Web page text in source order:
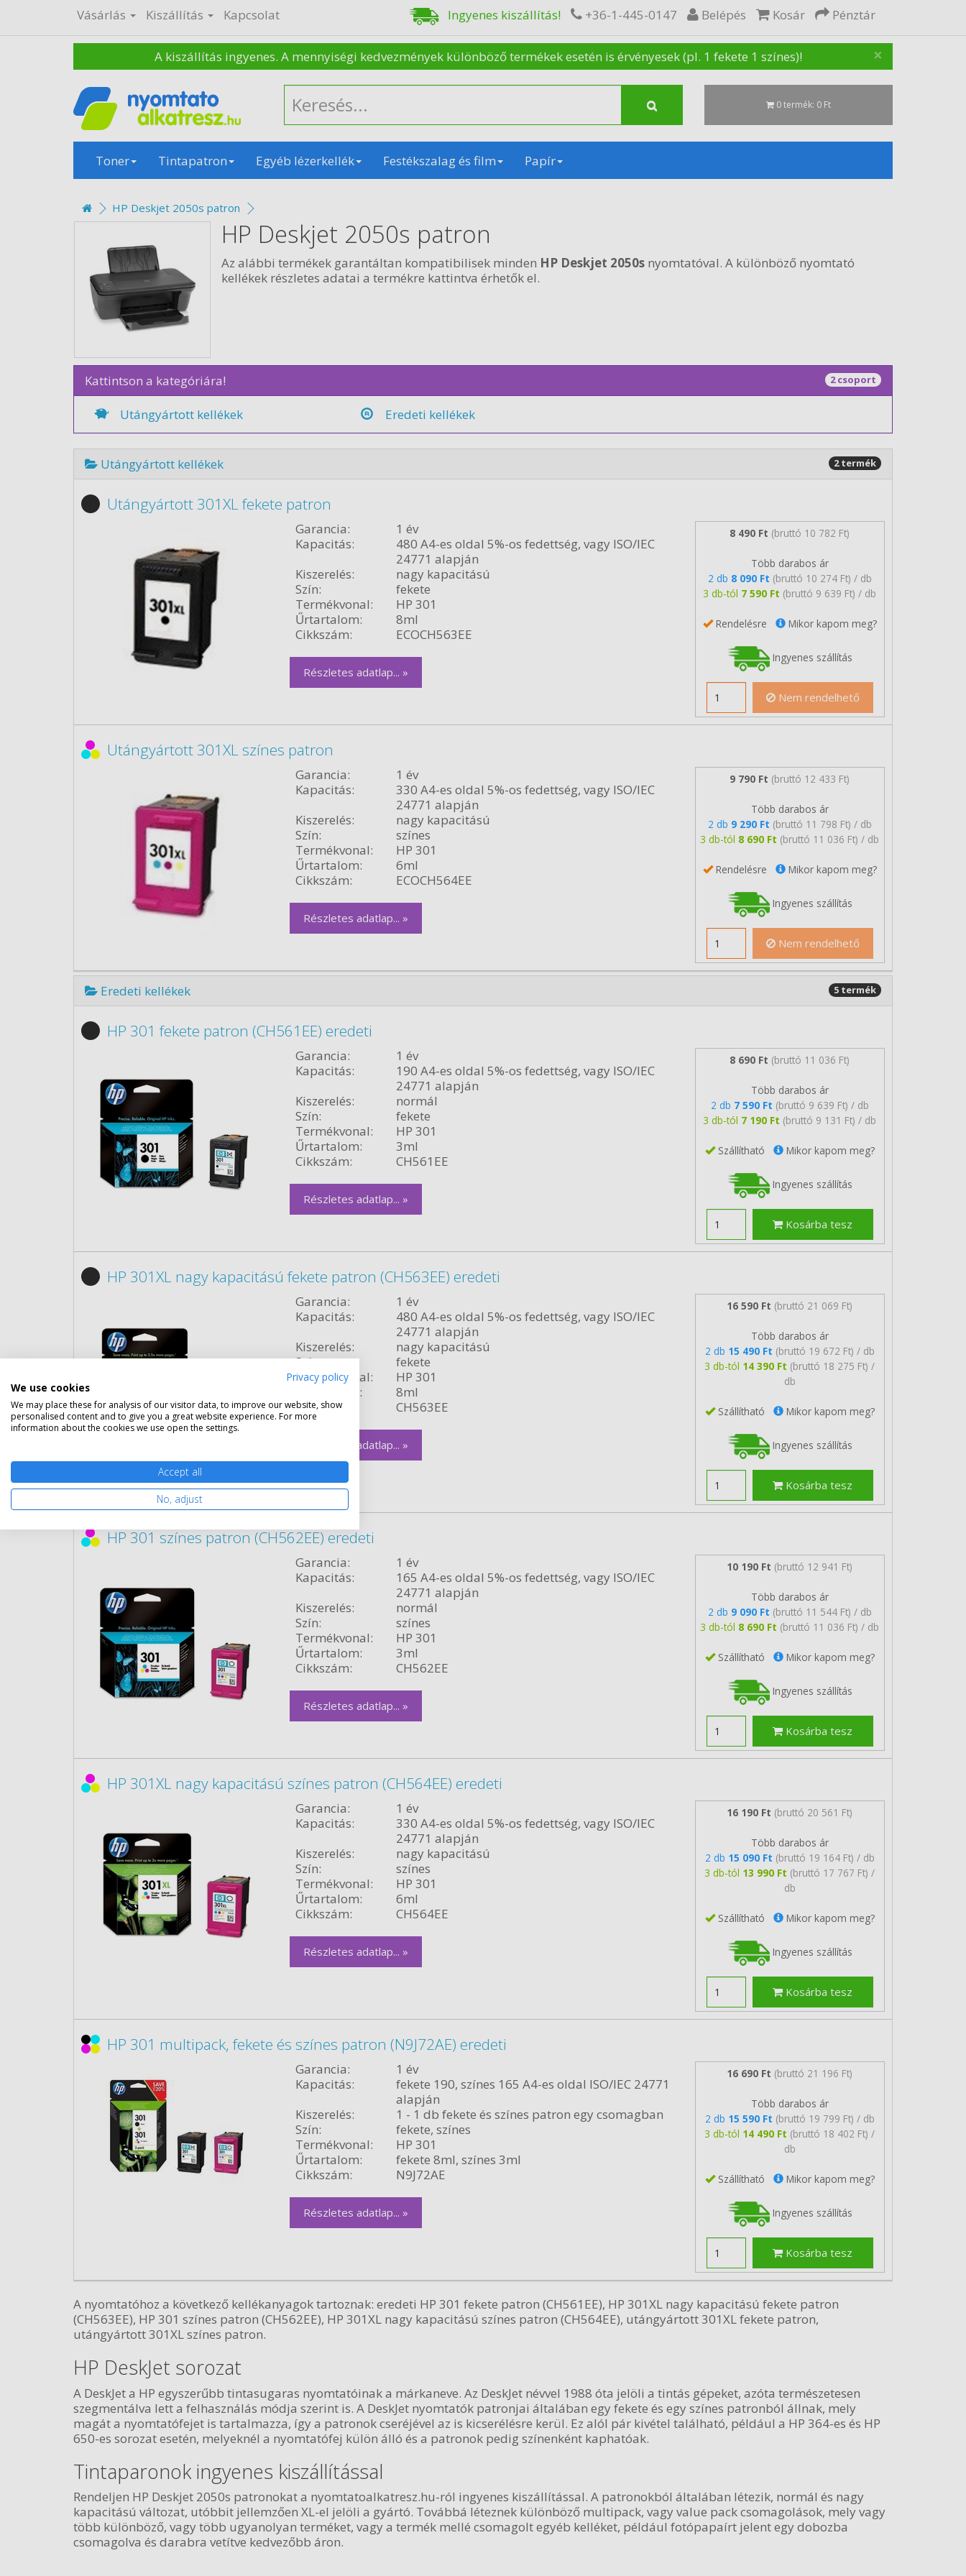
Vásárlás Kiszállítás Kapcsolat Ingyenes kiszállítás! +36-1-445-0147 Belépés Kosár Pénztár
×
A kiszállítás ingyenes. A mennyiségi kedvezmények különböző termékek esetén is érvényesek (pl. 1 fekete 1 színes)!
0 termék: 0 Ft
Toner Tintapatron Egyéb lézerkellék Festékszalag és film Papír
HP Deskjet 2050s patron
HP Deskjet 2050s patron
Az alábbi termékek garantáltan kompatibilisek minden HP Deskjet 2050s nyomtatóval. A különböző nyomtató
kellékek részletes adatai a termékre kattintva érhetők el.
Kattintson a kategóriára! 2 csoport
Utángyártott kellékek Eredeti kellékek
Utángyártott kellékek 2 termék
Utángyártott 301XL fekete patron
Garancia:
1 év
Kapacitás:
480 A4-es oldal 5%-os fedettség, vagy ISO/IEC
24771 alapján
Kiszerelés:
nagy kapacitású
Szín:
fekete
Termékvonal:
HP 301
Űrtartalom:
8ml
Cikkszám:
ECOCH563EE
Részletes adatlap... »
8 490 Ft (bruttó 10 782 Ft)
Több darabos ár
2 db 8 090 Ft (bruttó 10 274 Ft) / db
3 db-tól 7 590 Ft (bruttó 9 639 Ft) / db
Rendelésre Mikor kapom meg?
Ingyenes szállítás
Nem rendelhető
Utángyártott 301XL színes patron
Garancia:
1 év
Kapacitás:
330 A4-es oldal 5%-os fedettség, vagy ISO/IEC
24771 alapján
Kiszerelés:
nagy kapacitású
Szín:
színes
Termékvonal:
HP 301
Űrtartalom:
6ml
Cikkszám:
ECOCH564EE
Részletes adatlap... »
9 790 Ft (bruttó 12 433 Ft)
Több darabos ár
2 db 9 290 Ft (bruttó 11 798 Ft) / db
3 db-tól 8 690 Ft (bruttó 11 036 Ft) / db
Rendelésre Mikor kapom meg?
Ingyenes szállítás
Nem rendelhető
Eredeti kellékek 5 termék
HP 301 fekete patron (CH561EE) eredeti
Garancia:
1 év
Kapacitás:
190 A4-es oldal 5%-os fedettség, vagy ISO/IEC
24771 alapján
Kiszerelés:
normál
Szín:
fekete
Termékvonal:
HP 301
Űrtartalom:
3ml
Cikkszám:
CH561EE
Részletes adatlap... »
8 690 Ft (bruttó 11 036 Ft)
Több darabos ár
2 db 7 590 Ft (bruttó 9 639 Ft) / db
3 db-tól 7 190 Ft (bruttó 9 131 Ft) / db
Szállítható Mikor kapom meg?
Ingyenes szállítás
Kosárba tesz
HP 301XL nagy kapacitású fekete patron (CH563EE) eredeti
Garancia:
1 év
Kapacitás:
480 A4-es oldal 5%-os fedettség, vagy ISO/IEC
24771 alapján
Kiszerelés:
nagy kapacitású
Szín:
fekete
Termékvonal:
HP 301
Űrtartalom:
8ml
Cikkszám:
CH563EE
Részletes adatlap... »
16 590 Ft (bruttó 21 069 Ft)
Több darabos ár
2 db 15 490 Ft (bruttó 19 672 Ft) / db
3 db-tól 14 390 Ft (bruttó 18 275 Ft) /
db
Szállítható Mikor kapom meg?
Ingyenes szállítás
Kosárba tesz
HP 301 színes patron (CH562EE) eredeti
Garancia:
1 év
Kapacitás:
165 A4-es oldal 5%-os fedettség, vagy ISO/IEC
24771 alapján
Kiszerelés:
normál
Szín:
színes
Termékvonal:
HP 301
Űrtartalom:
3ml
Cikkszám:
CH562EE
Részletes adatlap... »
10 190 Ft (bruttó 12 941 Ft)
Több darabos ár
2 db 9 090 Ft (bruttó 11 544 Ft) / db
3 db-tól 8 690 Ft (bruttó 11 036 Ft) / db
Szállítható Mikor kapom meg?
Ingyenes szállítás
Kosárba tesz
HP 301XL nagy kapacitású színes patron (CH564EE) eredeti
Garancia:
1 év
Kapacitás:
330 A4-es oldal 5%-os fedettség, vagy ISO/IEC
24771 alapján
Kiszerelés:
nagy kapacitású
Szín:
színes
Termékvonal:
HP 301
Űrtartalom:
6ml
Cikkszám:
CH564EE
Részletes adatlap... »
16 190 Ft (bruttó 20 561 Ft)
Több darabos ár
2 db 15 090 Ft (bruttó 19 164 Ft) / db
3 db-tól 13 990 Ft (bruttó 17 767 Ft) /
db
Szállítható Mikor kapom meg?
Ingyenes szállítás
Kosárba tesz
HP 301 multipack, fekete és színes patron (N9J72AE) eredeti
Garancia:
1 év
Kapacitás:
fekete 190, színes 165 A4-es oldal ISO/IEC 24771
alapján
Kiszerelés:
1 - 1 db fekete és színes patron egy csomagban
Szín:
fekete, színes
Termékvonal:
HP 301
Űrtartalom:
fekete 8ml, színes 3ml
Cikkszám:
N9J72AE
Részletes adatlap... »
16 690 Ft (bruttó 21 196 Ft)
Több darabos ár
2 db 15 590 Ft (bruttó 19 799 Ft) / db
3 db-tól 14 490 Ft (bruttó 18 402 Ft) /
db
Szállítható Mikor kapom meg?
Ingyenes szállítás
Kosárba tesz
A nyomtatóhoz a következő kellékanyagok tartoznak: eredeti HP 301 fekete patron (CH561EE), HP 301XL nagy kapacitású fekete patron
(CH563EE), HP 301 színes patron (CH562EE), HP 301XL nagy kapacitású színes patron (CH564EE), utángyártott 301XL fekete patron,
utángyártott 301XL színes patron.
HP DeskJet sorozat
A DeskJet a HP egyszerűbb tintasugaras nyomtatóinak a márkaneve. Az DeskJet névvel 1988 óta jelöli a tintás gépeket, azóta természetesen
szegmentálva lett a felhasználás módja szerint is. A DeskJet nyomtatók patronjai általában egy fekete és egy színes patronból állnak, mely
magát a nyomtatófejet is tartalmazza, így a patronok cseréjével az is kicserélésre kerül. Ez alól pár kivétel található, például a HP 364-es és HP
650-es sorozat esetén, melyeknél a nyomtatófej külön álló és a patronok pedig színenként kaphatóak.
Tintaparonok ingyenes kiszállítással
Rendeljen HP Deskjet 2050s patronokat a nyomtatoalkatresz.hu-ról ingyenes kiszállítással. A patronokból általában létezik, normál és nagy
kapacitású változat, utóbbit jellemzően XL-el jelöli a gyártó. Továbbá léteznek különböző multipack, vagy value pack csomagolások, mely vagy
több különböző, vagy több ugyanolyan terméket, vagy a termék mellé csomagolt egyéb kelléket, például fotópapaírt jelent egy dobozba
csomagolva és darabra vetítve kedvezőbb áron.
Privacy policy
We use cookies
We may place these for analysis of our visitor data, to improve our website, show
personalised content and to give you a great website experience. For more
information about the cookies we use open the settings.
Accept all
No, adjust